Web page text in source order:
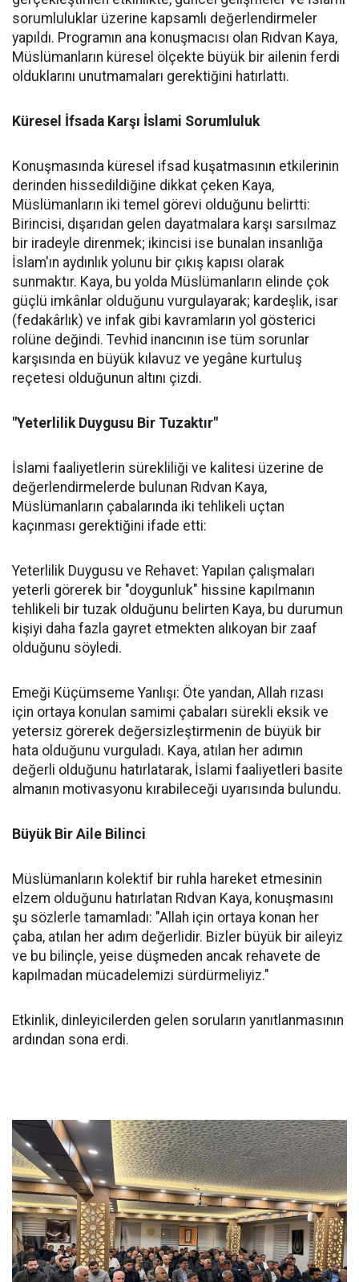
sorumluluklar üzerine kapsamlı değerlendirmeler
yapıldı. Programın ana konuşmacısı olan Rıdvan Kaya,
Müslümanların küresel ölçekte büyük bir ailenin ferdi
olduklarını unutmamaları gerektiğini hatırlattı.
Küresel İfsada Karşı İslami Sorumluluk
Konuşmasında küresel ifsad kuşatmasının etkilerinin
derinden hissedildiğine dikkat çeken Kaya,
Müslümanların iki temel görevi olduğunu belirtti:
Birincisi, dışarıdan gelen dayatmalara karşı sarsılmaz
bir iradeyle direnmek; ikincisi ise bunalan insanlığa
İslam'ın aydınlık yolunu bir çıkış kapısı olarak
sunmaktır. Kaya, bu yolda Müslümanların elinde çok
güçlü imkânlar olduğunu vurgulayarak; kardeşlik, isar
(fedakârlık) ve infak gibi kavramların yol gösterici
rolüne değindi. Tevhid inancının ise tüm sorunlar
karşısında en büyük kılavuz ve yegâne kurtuluş
reçetesi olduğunun altını çizdi.
"Yeterlilik Duygusu Bir Tuzaktır"
İslami faaliyetlerin sürekliliği ve kalitesi üzerine de
değerlendirmelerde bulunan Rıdvan Kaya,
Müslümanların çabalarında iki tehlikeli uçtan
kaçınması gerektiğini ifade etti:
Yeterlilik Duygusu ve Rehavet: Yapılan çalışmaları
yeterli görerek bir "doygunluk" hissine kapılmanın
tehlikeli bir tuzak olduğunu belirten Kaya, bu durumun
kişiyi daha fazla gayret etmekten alıkoyan bir zaaf
olduğunu söyledi.
Emeği Küçümseme Yanlışı: Öte yandan, Allah rızası
için ortaya konulan samimi çabaları sürekli eksik ve
yetersiz görerek değersizleştirmenin de büyük bir
hata olduğunu vurguladı. Kaya, atılan her adımın
değerli olduğunu hatırlatarak, İslami faaliyetleri basite
almanın motivasyonu kırabileceği uyarısında bulundu.
Büyük Bir Aile Bilinci
Müslümanların kolektif bir ruhla hareket etmesinin
elzem olduğunu hatırlatan Rıdvan Kaya, konuşmasını
şu sözlerle tamamladı: "Allah için ortaya konan her
çaba, atılan her adım değerlidir. Bizler büyük bir aileyiz
ve bu bilinçle, yeise düşmeden ancak rehavete de
kapılmadan mücadelemizi sürdürmeliyiz."
Etkinlik, dinleyicilerden gelen soruların yanıtlanmasının
ardından sona erdi.